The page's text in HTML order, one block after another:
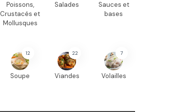
Poissons,
Crustacés et
Mollusques
Salades
Sauces et
bases
12
Soupe
22
Viandes
7
Volailles